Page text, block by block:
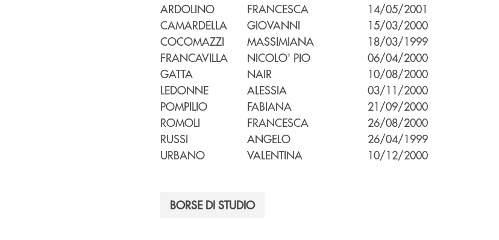
ARDOLINO FRANCESCA
14/05/2001
CAMARDELLA
GIOVANNI
15/03/2000
COCOMAZZI
MASSIMIANA
18/03/1999
FRANCAVILLA
NICOLO' PIO
06/04/2000
GATTA
NAIR
10/08/2000
LEDONNE
ALESSIA
03/11/2000
POMPILIO
FABIANA
21/09/2000
ROMOLI
FRANCESCA
26/08/2000
RUSSI
ANGELO
26/04/1999
URBANO
VALENTINA 10/12/2000
BORSE DI STUDIO